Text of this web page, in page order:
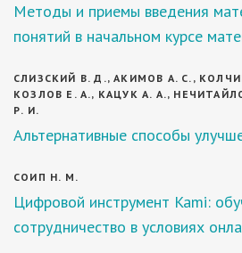
Методы и приемы введения
понятий в начальном курсе
СЛИЗСКИЙ В. Д., АКИМОВ А. С.,
КОЗЛОВ Е. А., КАЦУК А. А.,
Р. И.
Альтернативные способы
СОИП Н. М.
Цифровой инструмент Kami:
сотрудничество в условиях